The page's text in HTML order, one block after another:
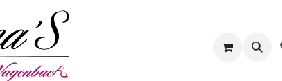
Appointment